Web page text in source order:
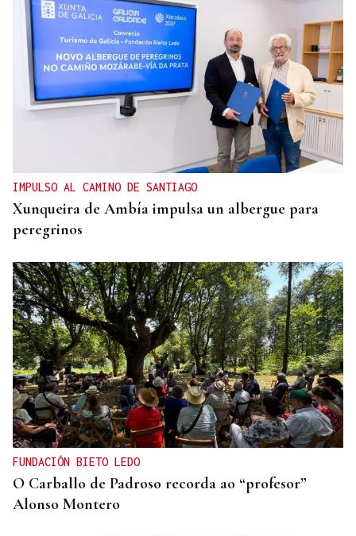
IMPULSO AL CAMINO DE SANTIAGO
Xunqueira de Ambía impulsa un albergue para
peregrinos
FUNDACIÓN BIETO LEDO
O Carballo de Padroso recorda ao “profesor”
Alonso Montero